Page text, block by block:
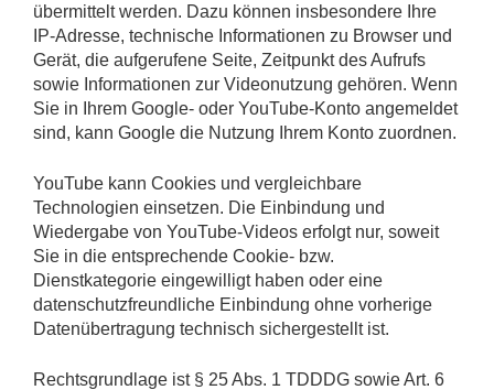
übermittelt werden. Dazu können insbesondere Ihre
IP-Adresse, technische Informationen zu Browser und
Gerät, die aufgerufene Seite, Zeitpunkt des Aufrufs
sowie Informationen zur Videonutzung gehören. Wenn
Sie in Ihrem Google- oder YouTube-Konto angemeldet
sind, kann Google die Nutzung Ihrem Konto zuordnen.
YouTube kann Cookies und vergleichbare
Technologien einsetzen. Die Einbindung und
Wiedergabe von YouTube-Videos erfolgt nur, soweit
Sie in die entsprechende Cookie- bzw.
Dienstkategorie eingewilligt haben oder eine
datenschutzfreundliche Einbindung ohne vorherige
Datenübertragung technisch sichergestellt ist.
Rechtsgrundlage ist § 25 Abs. 1 TDDDG sowie Art. 6